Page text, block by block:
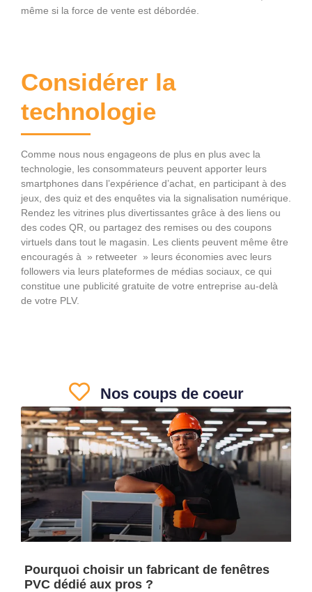
même si la force de vente est débordée.
Considérer la
technologie
Comme nous nous engageons de plus en plus avec la
technologie, les consommateurs peuvent apporter leurs
smartphones dans l’expérience d’achat, en participant à des
jeux, des quiz et des enquêtes via la signalisation numérique.
Rendez les vitrines plus divertissantes grâce à des liens ou
des codes QR, ou partagez des remises ou des coupons
virtuels dans tout le magasin. Les clients peuvent même être
encouragés à » retweeter » leurs économies avec leurs
followers via leurs plateformes de médias sociaux, ce qui
constitue une publicité gratuite de votre entreprise au-delà
de votre PLV.
Nos coups de coeur
Pourquoi choisir un fabricant de fenêtres
PVC dédié aux pros ?